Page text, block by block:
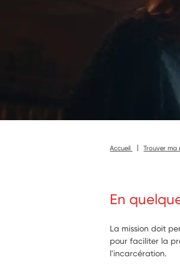
Accueil Trouver ma
En
La mission doit
pour faciliter la
l'incarcération.